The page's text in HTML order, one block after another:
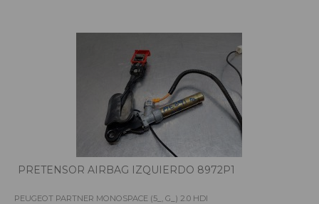
PRETENSOR AIRBAG IZQUIERDO 8972P1
PEUGEOT PARTNER MONOSPACE (5_, G_) 2.0 HDI